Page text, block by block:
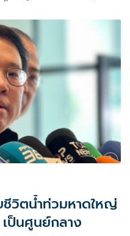
ชีวิตน้ำท่วมหาดใหญ่
ป็นศูนย์กลาง